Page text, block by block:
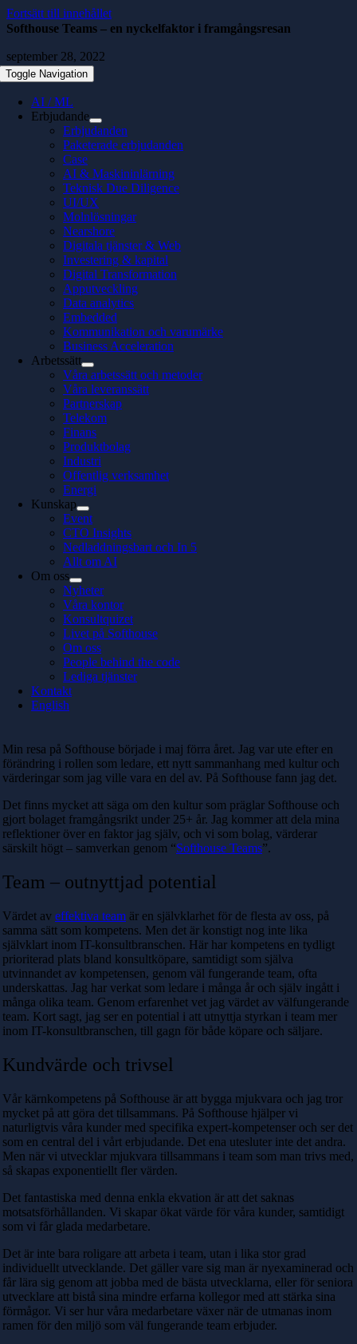
Fortsätt till innehållet
Toggle Navigation
AI / ML
Erbjudande
Erbjudanden
Paketerade erbjudanden
Case
AI & Maskininlärning
Teknisk Due Diligence
UI/UX
Molnlösningar
Nearshore
Digitala tjänster & Web
Investering & kapital
Digital Transformation
Apputveckling
Data analytics
Embedded
Kommunikation och varumärke
Business Acceleration
Arbetssätt
Våra arbetssätt och metoder
Våra leveranssätt
Partnerskap
Telekom
Finans
Produktbolag
Industri
Offentlig verksamhet
Energi
Kunskap
Event
CTO Insights
Nedladdningsbart och In 5
Allt om AI
Om oss
Nyheter
Våra kontor
Konsultquizet
Livet på Softhouse
Om oss
People behind the code
Lediga tjänster
Kontakt
English
Softhouse Teams – en nyckelfaktor i framgångsresan
september 28, 2022
Min resa på Softhouse började i maj förra året. Jag var ute efter en
förändring i rollen som ledare, ett nytt sammanhang med kultur och
värderingar som jag ville vara en del av. På Softhouse fann jag det.
Det finns mycket att säga om den kultur som präglar Softhouse och
gjort bolaget framgångsrikt under 25+ år. Jag kommer att dela mina
reflektioner över en faktor jag själv, och vi som bolag, värderar
särskilt högt – samverkan genom “Softhouse Teams”.
Team – outnyttjad potential
Värdet av effektiva team är en självklarhet för de flesta av oss, på
samma sätt som kompetens. Men det är konstigt nog inte lika
självklart inom IT-konsultbranschen. Här har kompetens en tydligt
prioriterad plats bland konsultköpare, samtidigt som själva
utvinnandet av kompetensen, genom väl fungerande team, ofta
underskattas. Jag har verkat som ledare i många år och själv ingått i
många olika team. Genom erfarenhet vet jag värdet av välfungerande
team. Kort sagt, jag ser en potential i att utnyttja styrkan i team mer
inom IT-konsultbranschen, till gagn för både köpare och säljare.
Kundvärde och trivsel
Vår kärnkompetens på Softhouse är att bygga mjukvara och jag tror
mycket på att göra det tillsammans. På Softhouse hjälper vi
naturligtvis våra kunder med specifika expert-kompetenser och ser det
som en central del i vårt erbjudande. Det ena utesluter inte det andra.
Men när vi utvecklar mjukvara tillsammans i team som man trivs med,
så skapas exponentiellt fler värden.
Det fantastiska med denna enkla ekvation är att det saknas
motsatsförhållanden. Vi skapar ökat värde för våra kunder, samtidigt
som vi får glada medarbetare.
Det är inte bara roligare att arbeta i team, utan i lika stor grad
individuellt utvecklande. Det gäller vare sig man är nyexaminerad och
får lära sig genom att jobba med de bästa utvecklarna, eller för seniora
utvecklare att bistå sina mindre erfarna kollegor med att stärka sina
förmågor. Vi ser hur våra medarbetare växer när de utmanas inom
ramen för den miljö som väl fungerande team erbjuder.